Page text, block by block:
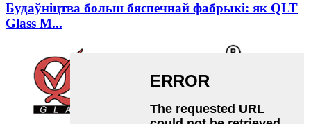
Будаўніцтва больш бяспечнай фабрыкі: як QLT
Glass M...